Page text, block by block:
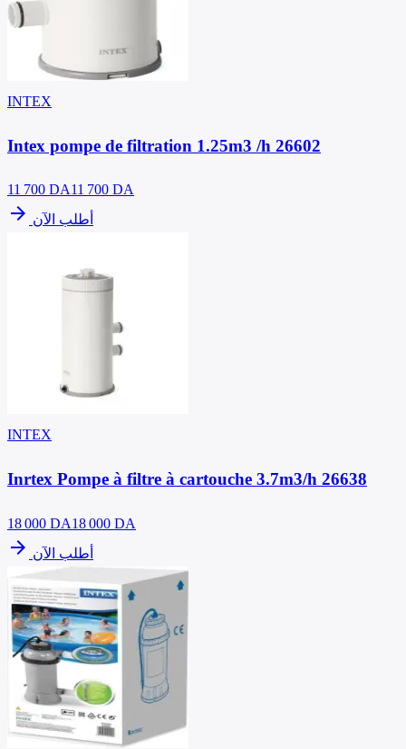
INTEX
Intex pompe de filtration 1.25m3 /h 26602
11 700 DA11 700 DA
arrow_forward أطلب الآن
INTEX
Inrtex Pompe à filtre à cartouche 3.7m3/h 26638
18 000 DA18 000 DA
arrow_forward أطلب الآن